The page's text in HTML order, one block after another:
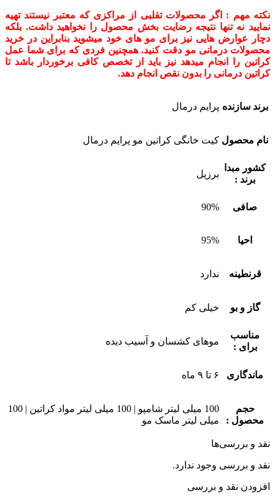
نکته مهم : اگر محصولات تقلبی از مراکزی که معتبر نیستند تهیه
نمایید نه تنها نتیجه رضایت بخش محصول را نخواهید داشت. بلکه
دچار عوارض هایی نیز برای مو های خود میشوید بنابراین در خرید
محصولات درمانی مو دقت کنید. همچنین فردی که برای شما عمل
کراتین را انجام میدهد نیز باید از تخصص کافی برخوردار باشد تا
کراتین درمانی را بدون نقص انجام دهد.
برند سازنده پرایم درمال
نام محصول کیت خانگی کراتین مو پرایم درمال
کشور مبدا
برند :
برزیل
صافی 90%
احیا 95%
قرنطینه ندارد
گاز و بو خیلی کم
مناسب
برای :
موهای کشسان و آسیب دیده
ماندگاری ۶ تا ۹ ماه
حجم
محصول :
100 میلی لیتر شامپو | 100 میلی لیتر مواد کراتین | 100
میلی لیتر ماسک مو
نقد و بررسی‌ها
نقد و بررسی وجود ندارد.
افزودن نقد و بررسی